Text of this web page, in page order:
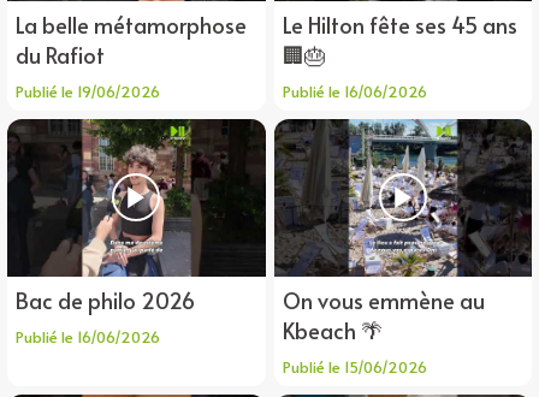
Publié le 19/06/2026
La belle métamorphose
du Rafiot
Publié le 16/06/2026
Le Hilton fête ses 45 ans
🏢🎂
Publié le 16/06/2026
Bac de philo 2026
Publié le 15/06/2026
On vous emmène au
Kbeach 🌴